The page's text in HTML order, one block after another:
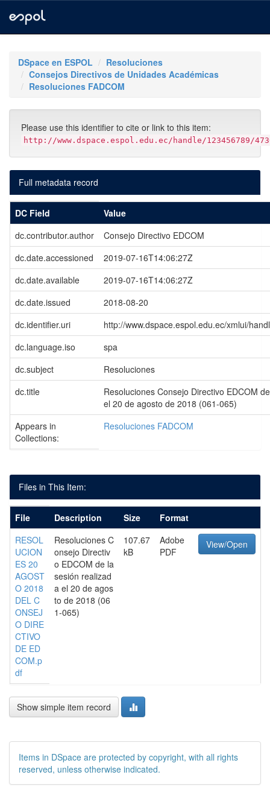
navigationDSpace en ESPOL
Resoluciones
Consejos Directivos de Unidades Académicas
Resoluciones FADCOM
Please use this identifier to cite or link to this item:
http://www.dspace.espol.edu.ec/handle/123456789/
Full metadata record
DC Field
Value
dc.contributor.author
Consejo Directivo EDCOM
dc.date.accessioned
2019-07-16T14:06:27Z
dc.date.available
2019-07-16T14:06:27Z
dc.date.issued
2018-08-20
dc.identifier.uri
http://www.dspace.espol.edu.ec/xmlui/
dc.language.iso
spa
dc.subject
Resoluciones
dc.title
Resoluciones Consejo Directivo EDCOM
el 20 de agosto de 2018 (061-065)
Appears in
Collections:
Resoluciones FADCOM
Files in This Item:
File Description Size
Format
RESOL
UCION
ES 20
AGOST
O 2018
DEL C
ONSEJ
O DIRE
CTIVO
DE ED
COM.p
df
Resoluciones C
onsejo Directiv
o EDCOM de la
sesión realizad
a el 20 de agos
to de 2018 (06
1-065)
107.67
kB
Adobe
PDF
View/Open
Show simple item record
Items in DSpace are protected by copyright, with all rights
reserved, unless otherwise indicated.